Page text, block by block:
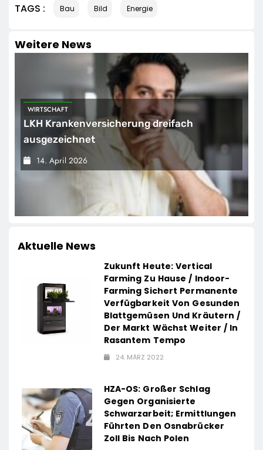
TAGS : Bau Bild Energie
Weitere News
WIRTSCHAFT
LKH Krankenversicherung dreifach
ausgezeichnet
14. April 2026
Aktuelle News
Zukunft Heute: Vertical
Farming Zu Hause / Indoor-
Farming Sichert Permanente
Verfügbarkeit Von Gesunden
Blattgemüsen Und Kräutern /
Der Markt Wächst Weiter / In
Rasantem Tempo
24. MÄRZ 2022
HZA-OS: Großer Schlag
Gegen Organisierte
Schwarzarbeit; Ermittlungen
Führten Den Osnabrücker
Zoll Bis Nach Polen